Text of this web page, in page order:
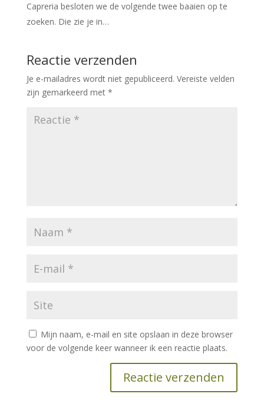
Capreria besloten we de volgende twee baaien op te
zoeken. Die zie je in…
Reactie verzenden
Je e-mailadres wordt niet gepubliceerd. Vereiste velden
zijn gemarkeerd met *
Mijn naam, e-mail en site opslaan in deze browser
voor de volgende keer wanneer ik een reactie plaats.